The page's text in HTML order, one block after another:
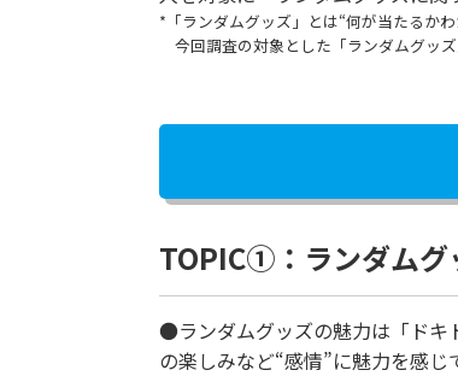
*「ランダムグッズ」とは“何が当たるか
今回調査の対象とした「ランダムグッ
TOPIC①：ランダムグ
●ランダムグッズの魅力は「ドキ
の楽しみなど“感情”に魅力を感じ